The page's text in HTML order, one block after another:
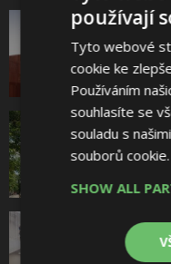
používají
Tyto webové
cookie ke
Používáním
souhlasíte se
souladu s
souborů
SHOW ALL